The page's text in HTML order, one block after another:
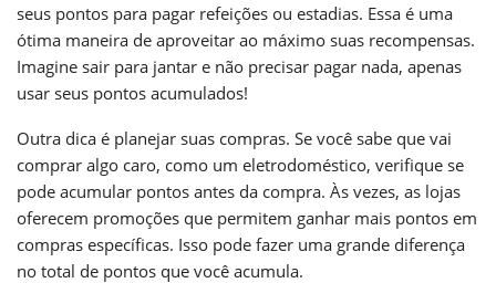
seus pontos para pagar refeições ou estadias. Essa é uma
ótima maneira de aproveitar ao máximo suas recompensas.
Imagine sair para jantar e não precisar pagar nada, apenas
usar seus pontos acumulados!
Outra dica é planejar suas compras. Se você sabe que vai
comprar algo caro, como um eletrodoméstico, verifique se
pode acumular pontos antes da compra. Às vezes, as lojas
oferecem promoções que permitem ganhar mais pontos em
compras específicas. Isso pode fazer uma grande diferença
no total de pontos que você acumula.